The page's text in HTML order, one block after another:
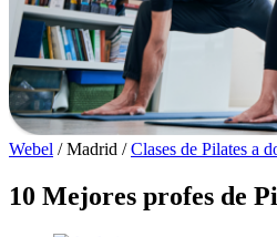
Webel / Madrid / Clases de Pilates a
10 Mejores profes de